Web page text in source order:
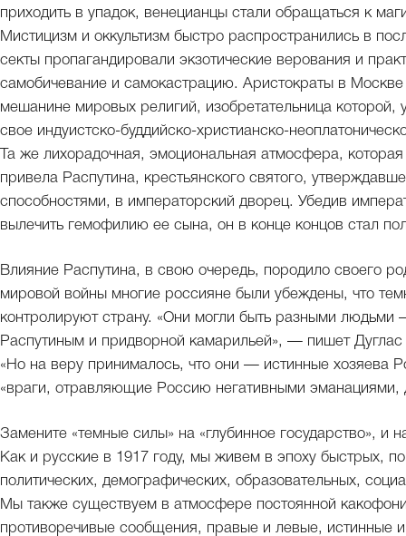
приходить в упадок, венецианцы стали обращаться к
Мистицизм и оккультизм быстро распространились в
секты пропагандировали экзотические верования и
самобичевание и самокастрацию. Аристократы в
мешанине мировых религий, изобретательница
свое индуистско-буддийско-христианско-
Та же лихорадочная, эмоциональная атмосфера,
привела Распутина, крестьянского святого,
способностями, в императорский дворец. Убедив
вылечить гемофилию ее сына, он в конце концов стал
Влияние Распутина, в свою очередь, породило своего
мировой войны многие россияне были убеждены, что
контролируют страну. «Они могли быть разными
Распутиным и придворной камарильей», — пишет
«Но на веру принималось, что они — истинные хозяева
«враги, отравляющие Россию негативными эманациями,
Замените «темные силы» на «глубинное государство», и
Как и русские в 1917 году, мы живем в эпоху быстрых,
политических, демографических, образовательных,
Мы также существуем в атмосфере постоянной
противоречивые сообщения, правые и левые, истинные